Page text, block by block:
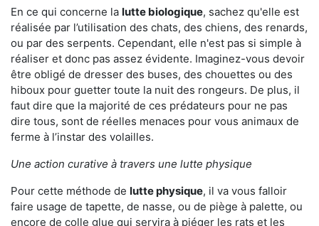
En ce qui concerne la lutte biologique, sachez qu'elle est
réalisée par l’utilisation des chats, des chiens, des renards,
ou par des serpents. Cependant, elle n'est pas si simple à
réaliser et donc pas assez évidente. Imaginez-vous devoir
être obligé de dresser des buses, des chouettes ou des
hiboux pour guetter toute la nuit des rongeurs. De plus, il
faut dire que la majorité de ces prédateurs pour ne pas
dire tous, sont de réelles menaces pour vous animaux de
ferme à l’instar des volailles.
Une action curative à travers une lutte physique
Pour cette méthode de lutte physique, il va vous falloir
faire usage de tapette, de nasse, ou de piège à palette, ou
encore de colle glue qui servira à piéger les rats et les